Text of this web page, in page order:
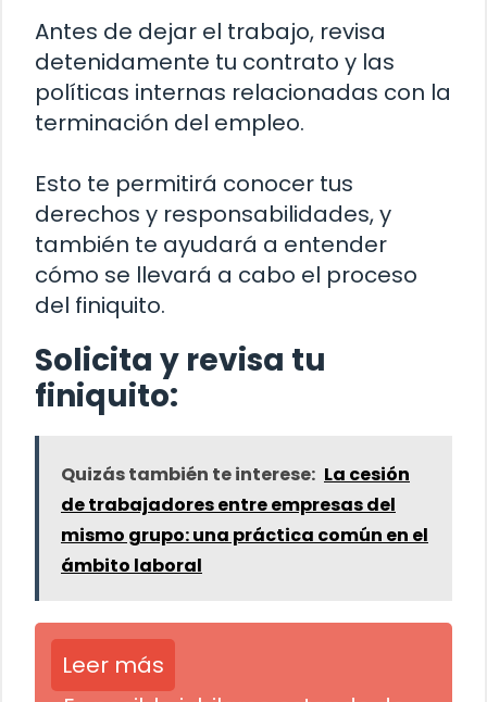
Antes de dejar el trabajo, revisa
detenidamente tu contrato y las
políticas internas relacionadas con la
terminación del empleo.
Esto te permitirá conocer tus
derechos y responsabilidades, y
también te ayudará a entender
cómo se llevará a cabo el proceso
del finiquito.
Solicita y revisa tu
finiquito:
Quizás también te interese: La cesión
de trabajadores entre empresas del
mismo grupo: una práctica común en el
ámbito laboral
Leer más